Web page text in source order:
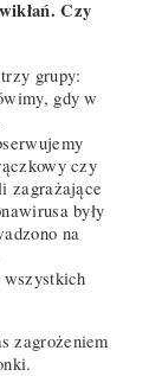
Czy
grupy:
gdy w
czy
zagrażające
były
na
wszystkich
zagrożeniem